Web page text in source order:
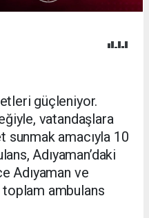
güçleniyor.
vatandaşlara
sunmak amacıyla 10
Adıyaman’daki
Adıyaman ve
ambulans